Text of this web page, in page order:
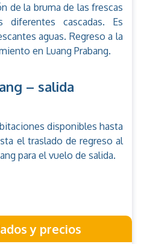
de la bruma de las frescas
diferentes cascadas. Es
aguas. Regreso a la
en Luang Prabang.
– salida
disponibles hasta
el traslado de regreso al
para el vuelo de salida.
y precios